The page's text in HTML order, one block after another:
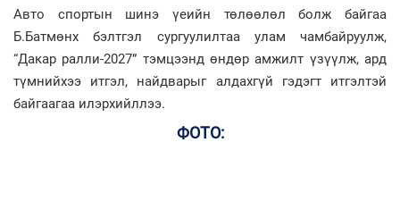
Авто спортын шинэ үеийн төлөөлөл болж байгаа
Б.Батмөнх бэлтгэл сургуулилтаа улам чамбайруулж,
“Дакар ралли-2027” тэмцээнд өндөр амжилт үзүүлж, ард
түмнийхээ итгэл, найдварыг алдахгүй гэдэгт итгэлтэй
байгаагаа илэрхийллээ.
ФОТО: